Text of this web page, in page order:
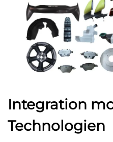
Integration
Technologien